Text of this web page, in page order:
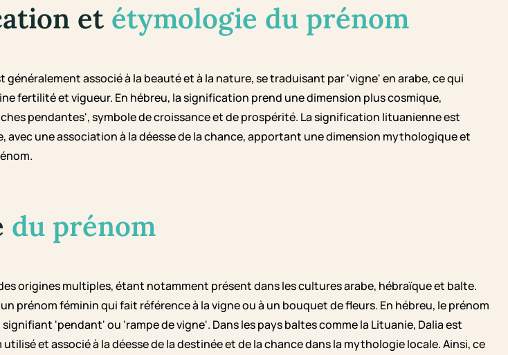
et étymologie du prénom
généralement associé à la beauté et à la nature, se traduisant par 'vigne' en arabe, ce qui
fertilité et vigueur. En hébreu, la signification prend une dimension plus cosmique,
pendantes', symbole de croissance et de prospérité. La signification lituanienne est
avec une association à la déesse de la chance, apportant une dimension mythologique et
du prénom
origines multiples, étant notamment présent dans les cultures arabe, hébraïque et balte.
un prénom féminin qui fait référence à la vigne ou à un bouquet de fleurs. En hébreu, le prénom
'pendant' ou 'rampe de vigne'. Dans les pays baltes comme la Lituanie, Dalia est
et associé à la déesse de la destinée et de la chance dans la mythologie locale. Ainsi, ce